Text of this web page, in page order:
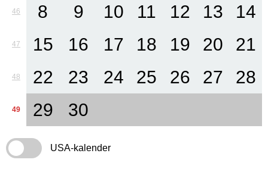
46 8 9 10 11 12 13 14
47 15 16 17 18 19 20 21
48 22 23 24 25 26 27 28
49 29 30
USA-kalender